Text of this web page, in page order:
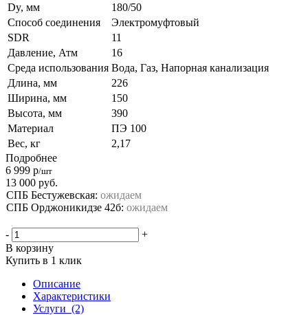
Dy, мм
180/50
Способ соединения
Электромуфтовый
SDR
11
Давление, Атм
16
Среда использования Вода, Газ, Напорная канализация
Длина, мм
226
Ширина, мм
150
Высота, мм
390
Материал
ПЭ 100
Вес, кг
2,17
Подробнее
6 999 р/шт
13 000 руб.
СПБ Бестужевская: ожидаем
СПБ Орджоникидзе 42б: ожидаем
-
+
В корзину
Купить в 1 клик
Описание
Характеристики
Услуги (2)